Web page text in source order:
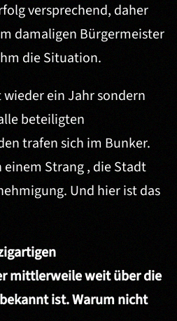
versprechend, daher
damaligen Bürgermeister
die Situation.
ein Jahr sondern
beteiligten
trafen sich im Bunker.
einem Strang , die Stadt
Und hier ist das
mittlerweile weit über die
ist. Warum nicht